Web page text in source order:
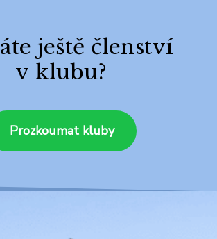
ještě členství
v klubu?
Prozkoumat kluby